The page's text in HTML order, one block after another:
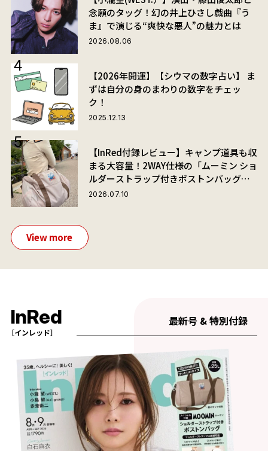
念願のタッグ！幻の井上ひさし戯曲『う
ま』で演じる“爽快な悪人”の魅力とは
2026.08.06
【2026年開運】【シウマの数字占い】 ま
ずは自分の身のまわりの数字をチェッ
ク！
2025.12.13
【InRed付録レビュー】キャンプ道具も収
まる大容量！2WAY仕様の「ムーミン ショ
ルダーストラップ付きボストンバッグ」
が夏旅におすすめな理由
2026.07.10
View more
InRed
［インレッド］
最新号 & 特別付録